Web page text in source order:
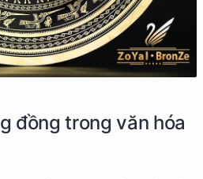
đồng trong văn hóa